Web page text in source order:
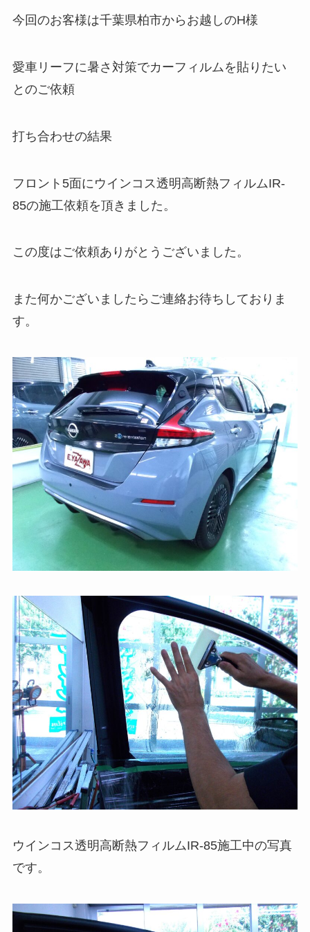
今回のお客様は千葉県柏市からお越しのH様
愛車リーフに暑さ対策でカーフィルムを貼りたい
とのご依頼
打ち合わせの結果
フロント5面にウインコス透明高断熱フィルムIR-
85の施工依頼を頂きました。
この度はご依頼ありがとうございました。
また何かございましたらご連絡お待ちしておりま
す。
ウインコス透明高断熱フィルムIR-85施工中の写真
です。